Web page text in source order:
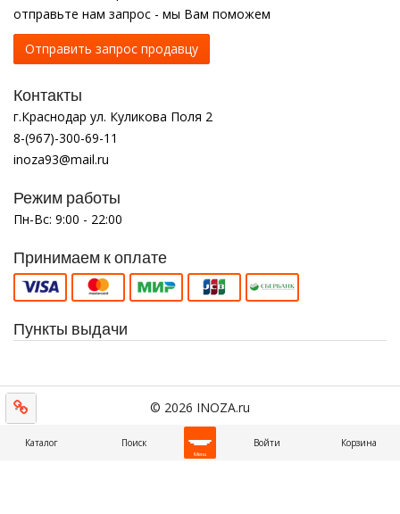
отправьте нам запрос - мы Вам поможем
Отправить запрос продавцу
Контакты
г.Краснодар ул. Куликова Поля 2
8-(967)-300-69-11
inoza93@mail.ru
Режим работы
Пн-Вс: 9:00 - 22:00
Принимаем к оплате
Пункты выдачи
© 2026 INOZA.ru